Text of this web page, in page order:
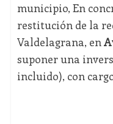
municipio, En
restitución de la
Valdelagrana, en
suponer una
incluido), con